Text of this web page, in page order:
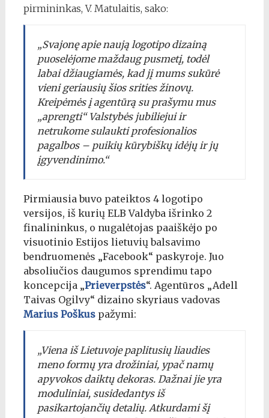
pirmininkas, V. Matulaitis, sako:
„Svajonę apie naują logotipo dizainą
puoselėjome maždaug pusmetį, todėl
labai džiaugiamės, kad jį mums sukūrė
vieni geriausių šios srities žinovų.
Kreipėmės į agentūrą su prašymu mus
„aprengti“ Valstybės jubiliejui ir
netrukome sulaukti profesionalios
pagalbos – puikių kūrybiškų idėjų ir jų
įgyvendinimo.“
Pirmiausia buvo pateiktos 4 logotipo
versijos, iš kurių ELB Valdyba išrinko 2
finalininkus, o nugalėtojas paaiškėjo po
visuotinio Estijos lietuvių balsavimo
bendruomenės „Facebook“ paskyroje. Juo
absoliučios daugumos sprendimu tapo
koncepcija „Prieverpstės“. Agentūros „Adell
Taivas Ogilvy“ dizaino skyriaus vadovas
Marius Poškuspažymi:
„Viena iš Lietuvoje paplitusių liaudies
meno formų yra drožiniai, ypač namų
apyvokos daiktų dekoras. Dažnai jie yra
moduliniai, susidedantys iš
pasikartojančių detalių. Atkurdami šį